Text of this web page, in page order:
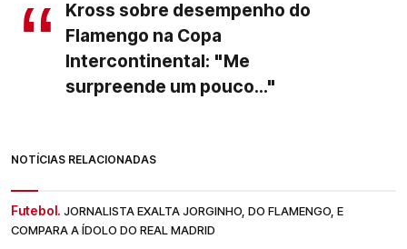
Kross sobre desempenho do
Flamengo na Copa
Intercontinental: "Me
surpreende um pouco..."
NOTÍCIAS RELACIONADAS
Futebol. JORNALISTA EXALTA JORGINHO, DO FLAMENGO, E
COMPARA A ÍDOLO DO REAL MADRID